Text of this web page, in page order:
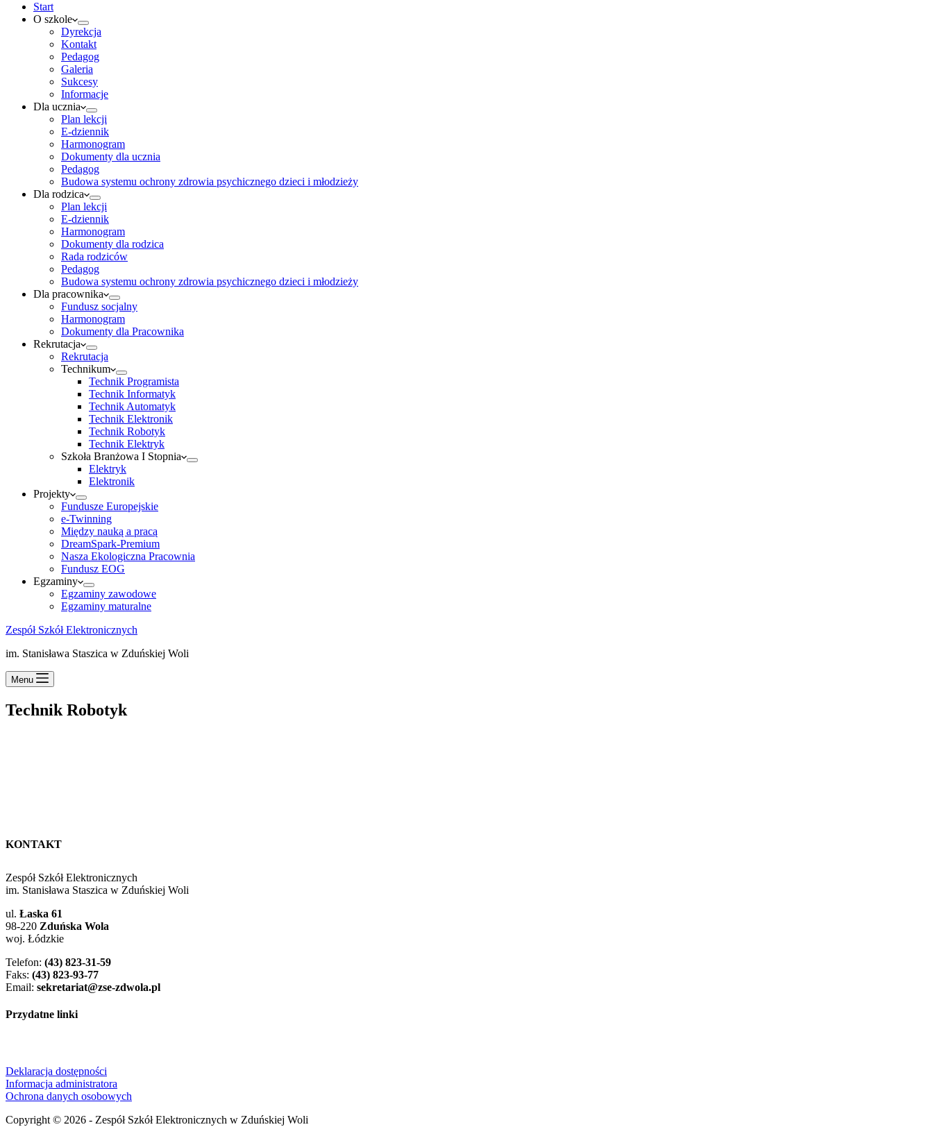
Start
O szkole
Dyrekcja
Kontakt
Pedagog
Galeria
Sukcesy
Informacje
Dla ucznia
Plan lekcji
E-dziennik
Harmonogram
Dokumenty dla ucznia
Pedagog
Budowa systemu ochrony zdrowia psychicznego dzieci i młodzieży
Dla rodzica
Plan lekcji
E-dziennik
Harmonogram
Dokumenty dla rodzica
Rada rodziców
Pedagog
Budowa systemu ochrony zdrowia psychicznego dzieci i młodzieży
Dla pracownika
Fundusz socjalny
Harmonogram
Dokumenty dla Pracownika
Rekrutacja
Rekrutacja
Technikum
Technik Programista
Technik Informatyk
Technik Automatyk
Technik Elektronik
Technik Robotyk
Technik Elektryk
Szkoła Branżowa I Stopnia
Elektryk
Elektronik
Projekty
Fundusze Europejskie
e-Twinning
Między nauką a pracą
DreamSpark-Premium
Nasza Ekologiczna Pracownia
Fundusz EOG
Egzaminy
Egzaminy zawodowe
Egzaminy maturalne
Zespół Szkół Elektronicznych
im. Stanisława Staszica w Zduńskiej Woli
Menu
Technik Robotyk
KONTAKT
Zespół Szkół Elektronicznych
im. Stanisława Staszica w Zduńskiej Woli
ul. Łaska 61
98-220 Zduńska Wola
woj. Łódzkie
Telefon: (43) 823-31-59
Faks: (43) 823-93-77
Email: sekretariat@zse-zdwola.pl
Przydatne linki
Deklaracja dostępności
Informacja administratora
Ochrona danych osobowych
Copyright © 2026 - Zespół Szkół Elektronicznych w Zduńskiej Woli